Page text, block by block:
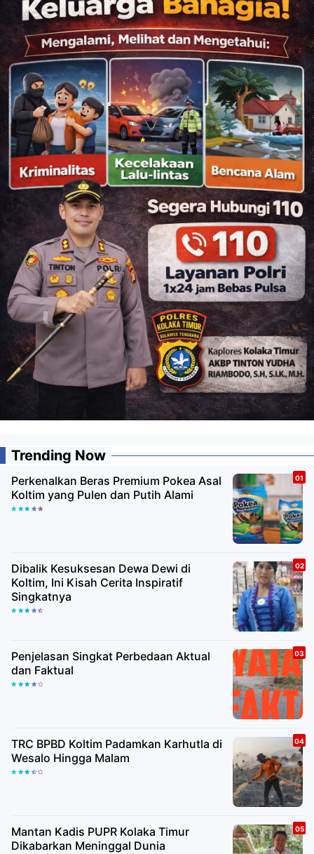
Trending Now
Perkenalkan Beras Premium Pokea Asal
Koltim yang Pulen dan Putih Alami
Dibalik Kesuksesan Dewa Dewi di
Koltim, Ini Kisah Cerita Inspiratif
Singkatnya
Penjelasan Singkat Perbedaan Aktual
dan Faktual
TRC BPBD Koltim Padamkan Karhutla di
Wesalo Hingga Malam
Mantan Kadis PUPR Kolaka Timur
Dikabarkan Meninggal Dunia